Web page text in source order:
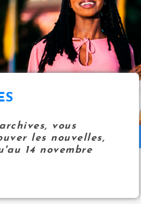
vous
les nouvelles,
14 novembre